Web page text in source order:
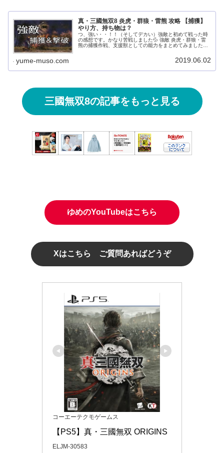
真・三國無双8 炎虎・群狼・雷熊 攻略 【捕獲】
やり方、持ち物は？
つ、強い・・！！（そしてデカい）強敵と初めて戦った時
の感想です。かなり苦戦しました💦 強敵 炎虎・群狼・雷
熊の捕獲作戦、支援獣としての能力をまとめてみました。
yume-muso.com 2019.06.02
三國無双8の記事をもっと見る
ゆめのYouTubeはこちら
Xはこちら ご質問あればどうぞ
コーエーテクモゲームス
【PS5】真・三國無双 ORIGINS
ELJM-30583